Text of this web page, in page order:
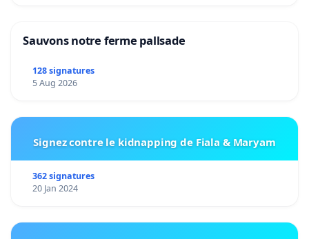
Sauvons notre ferme pallsade
128 signatures
5 Aug 2026
Signez contre le kidnapping de Fiala & Maryam
362 signatures
20 Jan 2024